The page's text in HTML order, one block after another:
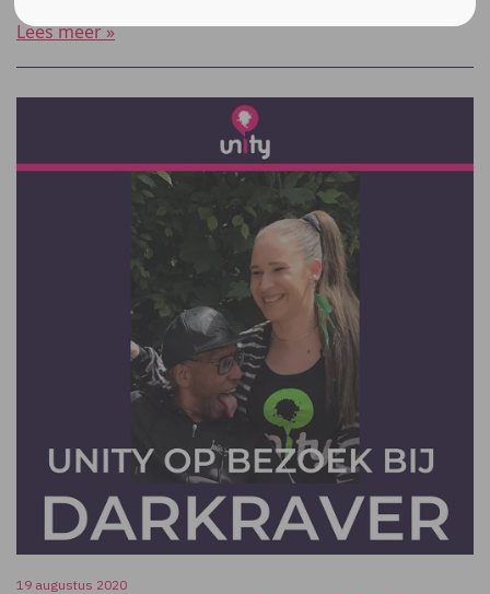
Lees meer »
19 augustus 2020